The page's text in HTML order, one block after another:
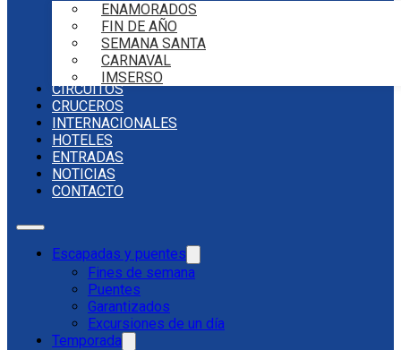
ENAMORADOS
FIN DE AÑO
SEMANA SANTA
CARNAVAL
IMSERSO
CIRCUITOS
CRUCEROS
INTERNACIONALES
HOTELES
ENTRADAS
NOTICIAS
CONTACTO
Escapadas y puentes
Fines de semana
Puentes
Garantizados
Excursiones de un día
Temporada